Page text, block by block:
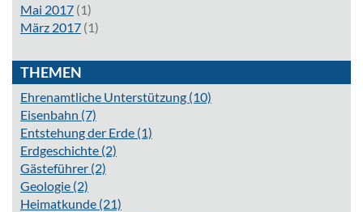
Mai 2017 (1)
März 2017 (1)
THEMEN
Ehrenamtliche Unterstützung (10)
Eisenbahn (7)
Entstehung der Erde (1)
Erdgeschichte (2)
Gästeführer (2)
Geologie (2)
Heimatkunde (21)